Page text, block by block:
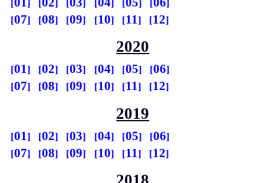
07
08 09 10 11 12
2020
01 02 03 04 05
06
07
08 09 10 11 12
2019
01 02 03 04 05
06
07
08 09 10 11 12